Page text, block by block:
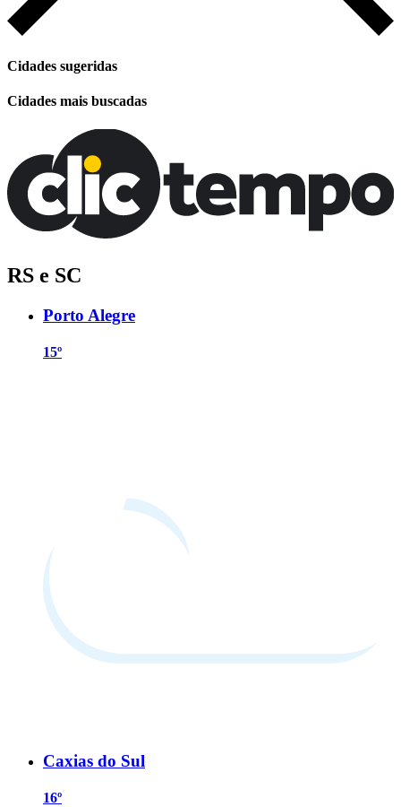
Cidades sugeridas
Cidades mais buscadas
RS e SC
Porto Alegre
15º
Caxias do Sul
16º